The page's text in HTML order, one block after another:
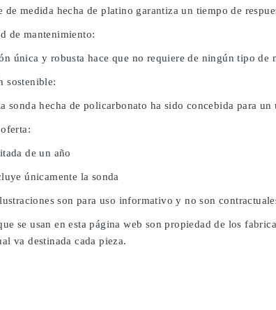
de medida hecha de platino garantiza un tiempo de
de mantenimiento:
única y robusta hace que no requiere de ningún tipo de
sostenible:
sonda hecha de policarbonato ha sido concebida para
de un año
únicamente la sonda
son para uso informativo y no son
se usan en esta página web son propiedad de los
va destinada cada pieza.